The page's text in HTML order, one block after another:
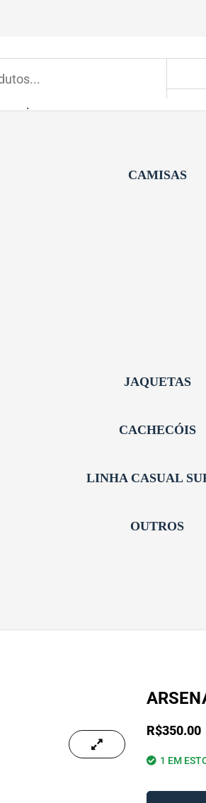
CAMISAS
JAQUETAS
CACHECÓIS
LINHA CASUAL
OUTROS
R$350.00
1 EM